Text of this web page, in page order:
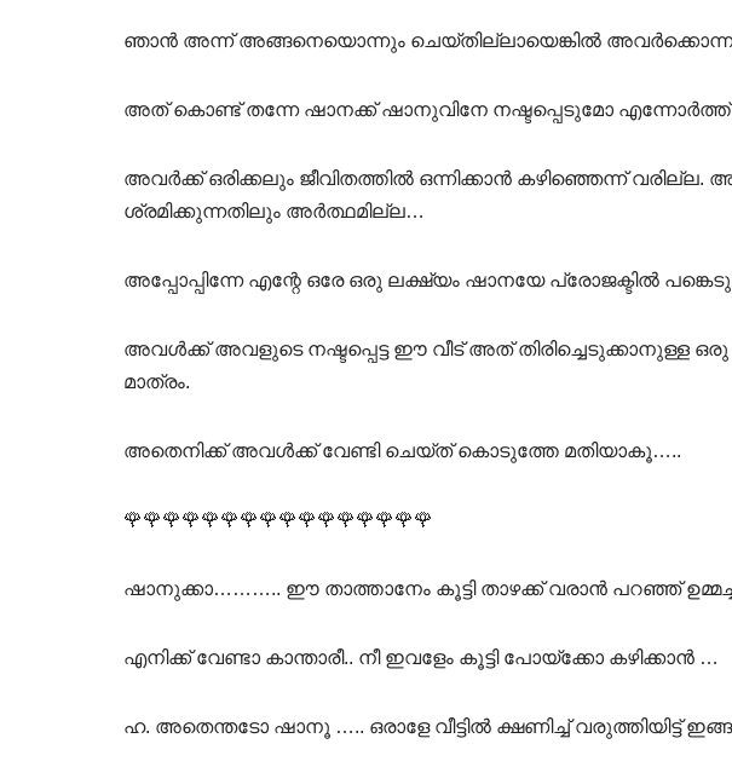
ഞാൻ അന്ന് അങ്ങനെയൊന്നും ചെയ്തില്ലായെങ്കിൽ
അത് കൊണ്ട് തന്നേ ഷാനക്ക് ഷാനുവിനേ നഷ്ടപ്പെടുമോ എന്നോർത്ത്
അവർക്ക് ഒരിക്കലും ജീവിതത്തിൽ ഒന്നിക്കാൻ കഴിഞ്ഞെന്ന് വരില്ല.
ശ്രമിക്കുന്നതിലും അർത്ഥമില്ല…
അപ്പോപ്പിന്നേ എന്റേ ഒരേ ഒരു ലക്ഷ്യം ഷാനയേ പ്രോജക്ടിൽ
അവൾക്ക് അവളുടെ നഷ്ടപ്പെട്ട ഈ വീട് അത് തിരിച്ചെടുക്കാനുള്ള
മാത്രം.
അതെനിക്ക് അവൾക്ക് വേണ്ടി ചെയ്ത് കൊടുത്തേ മതിയാകൂ…..
🌹🌹🌹🌹🌹🌹🌹🌹🌹🌹🌹🌹🌹🌹🌹🌹
ഷാനുക്കാ……….. ഈ താത്താനേം കൂട്ടി താഴക്ക് വരാൻ പറഞ്ഞ്
എനിക്ക് വേണ്ടാ കാന്താരീ.. നീ ഇവളേം കൂട്ടി പോയ്ക്കോ കഴിക്കാൻ …
ഹ. അതെന്തടോ ഷാനൂ ….. ഒരാളേ വീട്ടിൽ ക്ഷണിച്ച് വരുത്തിയിട്ട്